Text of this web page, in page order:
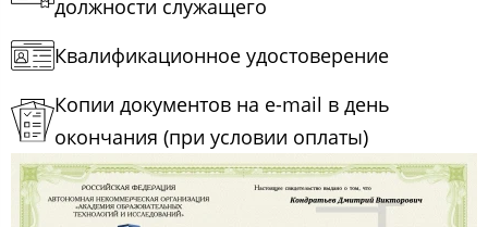
должности служащего
Квалификационное удостоверение
Копии документов на e-mail в день
окончания (при условии оплаты)